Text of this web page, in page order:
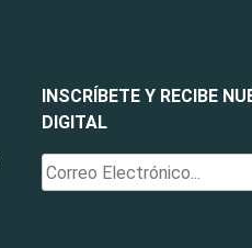
INSCRÍBETE Y RECIBE
DIGITAL